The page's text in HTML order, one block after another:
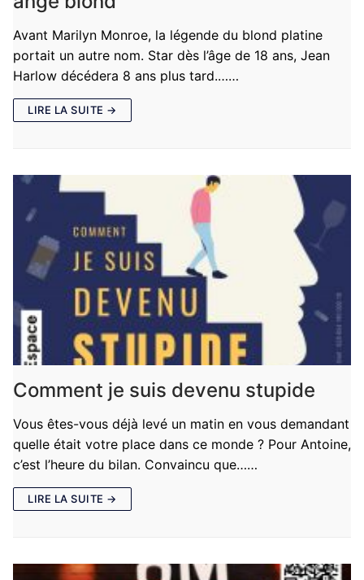
Avant Marilyn Monroe, la légende du blond platine
portait un autre nom. Star dès l’âge de 18 ans, Jean
Harlow décédera 8 ans plus tard.……
LIRE LA SUITE →
Comment je suis devenu stupide
Vous êtes-vous déjà levé un matin en vous demandant
quelle était votre place dans ce monde ? Pour Antoine,
c’est l’heure du bilan. Convaincu que……
LIRE LA SUITE →